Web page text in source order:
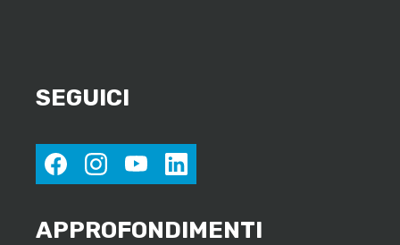
SEGUICI
facebookinstagramyoutubelinkedin
APPROFONDIMENTI